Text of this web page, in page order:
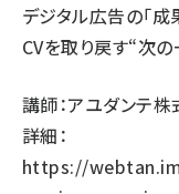
デジタル広告の「成
CVを取り戻す“次
講師：アユダンテ
詳細：
https://